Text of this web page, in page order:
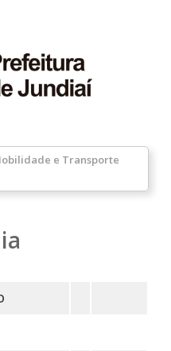
e Transporte